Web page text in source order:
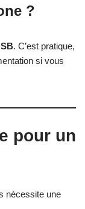
?
. C’est pratique,
si vous
pour un
nécessite une